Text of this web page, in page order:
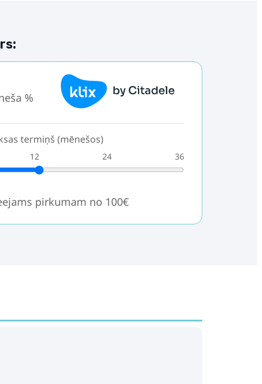
%
termiņš (mēnešos)
12 24 36
pirkumam no 100€